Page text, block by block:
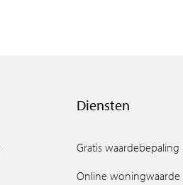
Diensten
Gratis waardebepaling
Online woningwaarde